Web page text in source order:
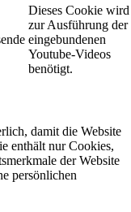
Dieses Cookie wird
zur Ausführung der
eingebundenen
Youtube-Videos
benötigt.
damit die Website
enthält nur Cookies,
der Website
persönlichen